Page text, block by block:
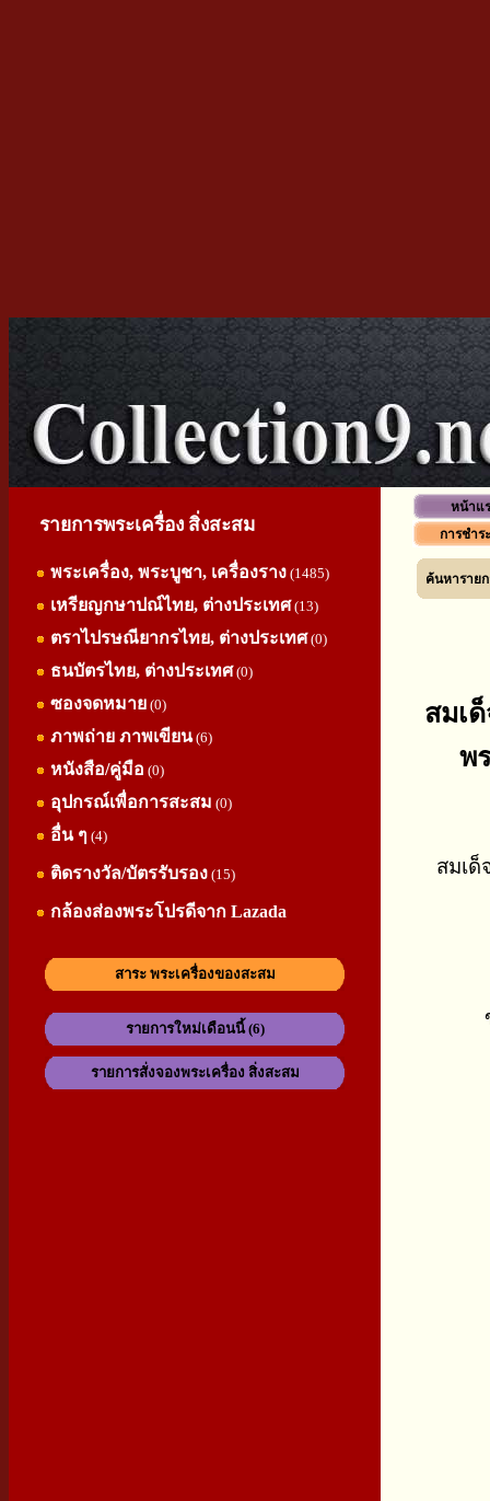
รายการพระเครื่อง สิ่งสะสม
พระเครื่อง, พระบูชา, เครื่องราง (1485)
เหรียญกษาปณ์ไทย, ต่างประเทศ(13)
ตราไปรษณียากรไทย, ต่างประเทศ(0)
ธนบัตรไทย, ต่างประเทศ(0)
ซองจดหมาย (0)
ภาพถ่าย ภาพเขียน(6)
หนังสือ/คู่มือ (0)
อุปกรณ์เพื่อการสะสม (0)
อื่น ๆ (4)
ติดรางวัล/บัตรรับรอง (15)
กล้องส่องพระโปรดีจาก Lazada
สาระ พระเครื่องของสะสม
รายการใหม่เดือนนี้ (6)
รายการสั่งจองพระเครื่อง สิ่งสะสม
หน้าแ
การชำร
ค้นหารายก
สมเ
พ
สมเด็